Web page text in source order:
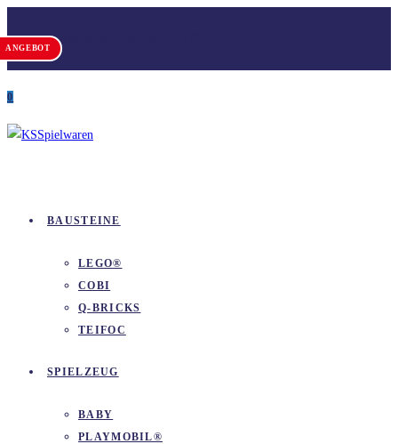
Inhalt
springen
Versandkostenfrei ab 100 €
0
BAUSTEINE
LEGO®
COBI
Q-BRICKS
TEIFOC
SPIELZEUG
BABY
PLAYMOBIL®
ANGEBOT